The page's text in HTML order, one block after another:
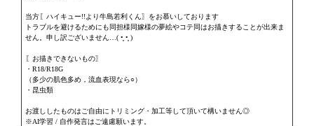
当方〖ハイキュー!!より牛島若利くん〗をお慕いしております
トラブルを避けるためにも同担様同嫁様の夢絵やコテ同はお描きすることが出来ま
せん。申し訳ございません…( •̥ •̥ )
〖お描きできないもの〗
・R18/R18G
（多少の肌色多め，流血表現なら○）
・昆虫類
お渡ししたものはご自由にトリミング・加工等して頂いて構いません◎
※AI学習 / 自作発言はご遠慮願います。